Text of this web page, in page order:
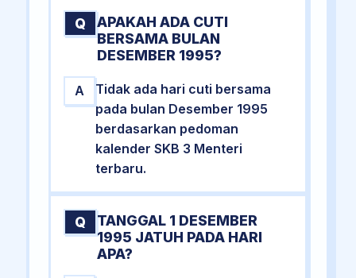
Q
APAKAH ADA CUTI
BERSAMA BULAN
DESEMBER 1995?
A
Tidak ada hari cuti bersama
pada bulan Desember 1995
berdasarkan pedoman
kalender SKB 3 Menteri
terbaru.
Q
TANGGAL 1 DESEMBER
1995 JATUH PADA HARI
APA?